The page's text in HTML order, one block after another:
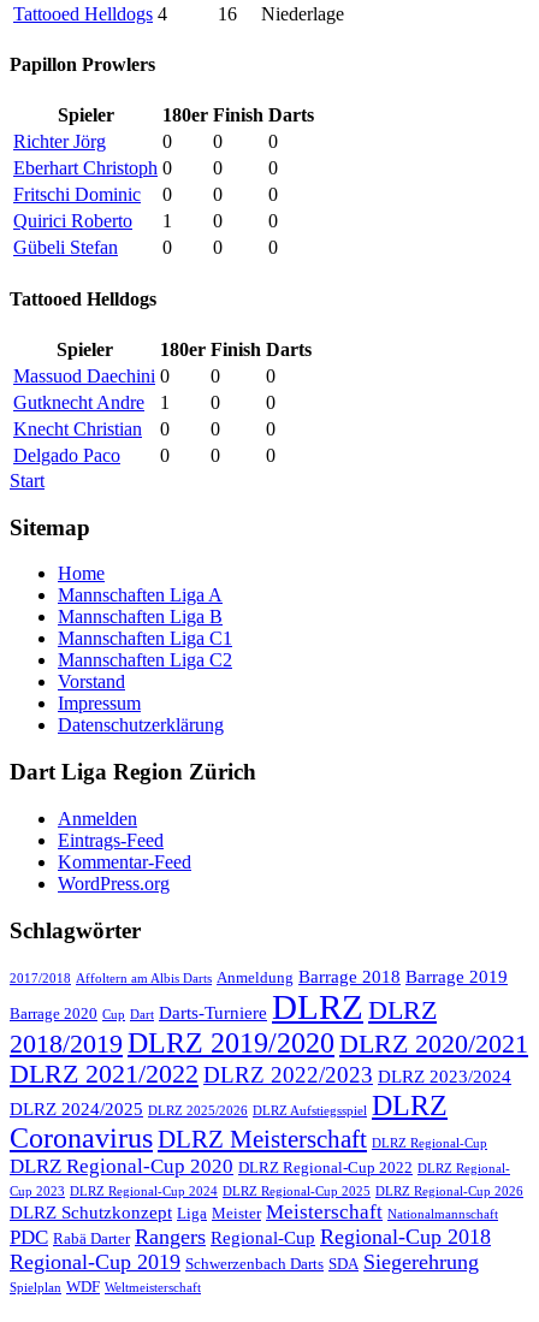
Tattooed Helldogs 4 16 Niederlage
Papillon Prowlers
Spieler 180er Finish Darts
Richter Jörg
0 0
0
Eberhart Christoph 0 0
0
Fritschi Dominic
0 0
0
Quirici Roberto
1 0
0
Gübeli Stefan
0 0 0
Tattooed Helldogs
Spieler 180er Finish Darts
Massuod Daechini 0 0
0
Gutknecht Andre
1 0
0
Knecht Christian
0 0
0
Delgado Paco
0 0
0
Start
Sitemap
Home
Mannschaften Liga A
Mannschaften Liga B
Mannschaften Liga C1
Mannschaften Liga C2
Vorstand
Impressum
Datenschutzerklärung
Dart Liga Region Zürich
Anmelden
Eintrags-Feed
Kommentar-Feed
WordPress.org
Schlagwörter
2017/2018 Affoltern am Albis Darts Anmeldung Barrage 2018 Barrage 2019
Barrage 2020 Cup Dart Darts-Turniere DLRZ DLRZ
2018/2019 DLRZ 2019/2020 DLRZ 2020/2021
DLRZ 2021/2022 DLRZ 2022/2023 DLRZ 2023/2024
DLRZ 2024/2025 DLRZ 2025/2026 DLRZ Aufstiegsspiel DLRZ
CoronavirusDLRZ Meisterschaft DLRZ Regional-Cup
DLRZ Regional-Cup 2020 DLRZ Regional-Cup 2022 DLRZ Regional-
Cup 2023 DLRZ Regional-Cup 2024 DLRZ Regional-Cup 2025 DLRZ Regional-Cup 2026
DLRZ Schutzkonzept Liga Meister Meisterschaft Nationalmannschaft
PDC Rabä Darter Rangers Regional-Cup Regional-Cup 2018
Regional-Cup 2019 Schwerzenbach Darts SDA Siegerehrung
Spielplan WDF Weltmeisterschaft